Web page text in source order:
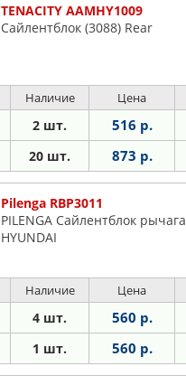
TENACITY AAMHY1009
Сайлентблок (3088) Rear
Наличие Цена
2 шт. 516 р.
20 шт. 873 р.
Pilenga RBP3011
PILENGA Сайлентблок рычага
HYUNDAI
Наличие Цена
4 шт. 560 р.
1 шт. 560 р.